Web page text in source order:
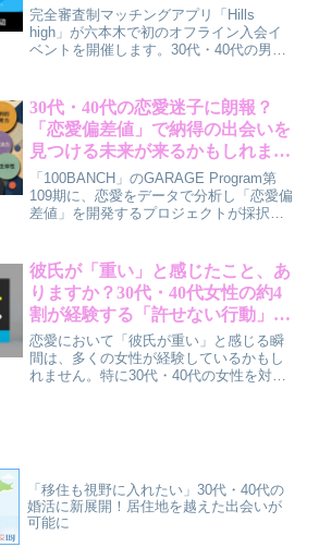
めな理由
完全審査制マッチングアプリ「Hills
high」が六本木で初のオフライン入会イ
ベントを開催します。30代・40代の男女
のかを筆者・賢作が解説します。
30代・40代の恋愛迷子に朗報？
「恋愛偏差値」で納得の出会いを
見つける未来が来るかもしれませ
ん
「100BANCH」のGARAGE Program第
109期に、恋愛をデータで分析し「恋愛偏
差値」を開発するプロジェクトが採択さ
プローチが、きっと納得のいく出会いを
もたらす可能性について賢作が解説しま
す。
彼氏が「重い」と感じたこと、あ
りますか？30代・40代女性の約4
割が経験する「許せない行動」
と、関係を良好に保つ秘訣
恋愛において「彼氏が重い」と感じる瞬
間は、多くの女性が経験しているかもし
れません。特に30代・40代の女性を対象
ある男性心理と、お互いが心地よく過ご
せる関係を築くためのヒントを、賢作の
視点からご紹介します。
「移住も視野に入れたい」30代・40代の
婚活に新展開！居住地を越えた出会いが
可能に